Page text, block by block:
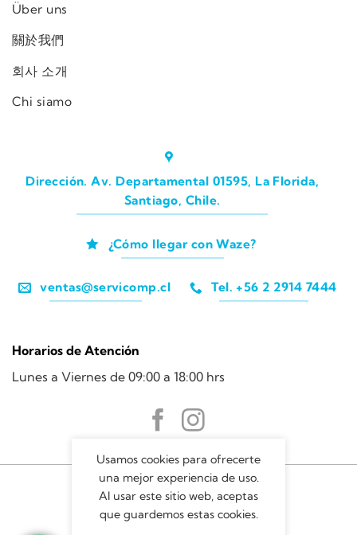
Über uns
關於我們
회사 소개
Chi siamo
Dirección. Av. Departamental 01595, La Florida,
Santiago, Chile.
¿Cómo llegar con Waze?
ventas@servicomp.cl Tel. +56 2 2914 7444
Horarios de Atención
Lunes a Viernes de 09:00 a 18:00 hrs
Usamos cookies para ofrecerte
una mejor experiencia de uso.
Al usar este sitio web, aceptas
que guardemos estas cookies.